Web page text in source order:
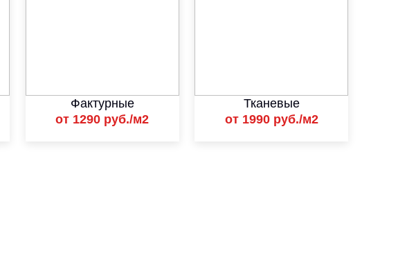
Фактурные
от 1290 руб./м2
Тканевые
от 1990 руб./м2